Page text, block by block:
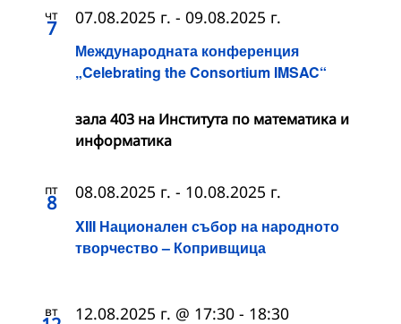
чт
7
Международната конференция
„Celebrating the Consortium IMSAC“
07.08.2025 г. - 09.08.2025 г.
зала 403 на Института по математика и
информатика
пт
8
XIII Национален събор на народното
творчество – Копривщица
08.08.2025 г. - 10.08.2025 г.
вт 12.08.2025 г. @ 17:30 - 18:30